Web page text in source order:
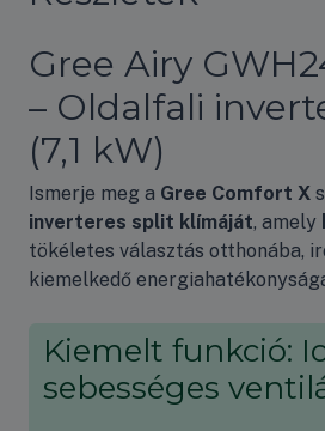
Gree Airy
– Oldalfali
(7,1 kW)
Ismerje meg a Gree Comfort X
inverteres split klímáját, amely
tökéletes választás otthonába,
kiemelkedő
Kiemelt funkció:
sebességes